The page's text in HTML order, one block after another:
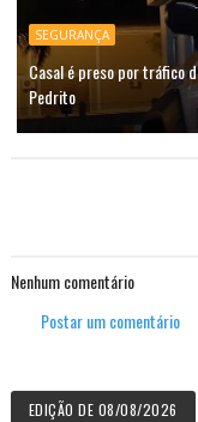
SEGURANÇA
Casal é preso por tráfico
Pedrito
Nenhum comentário
Postar um comentário
EDIÇÃO DE 08/08/2026